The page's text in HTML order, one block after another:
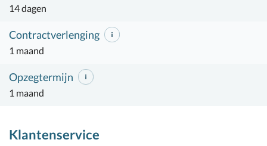
14 dagen
Contractverlenging
1 maand
Opzegtermijn
1 maand
Klantenservice